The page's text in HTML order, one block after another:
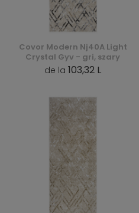
Covor Modern Nj40A Light
Crystal Gyv - gri, szary
de la 103,32 L